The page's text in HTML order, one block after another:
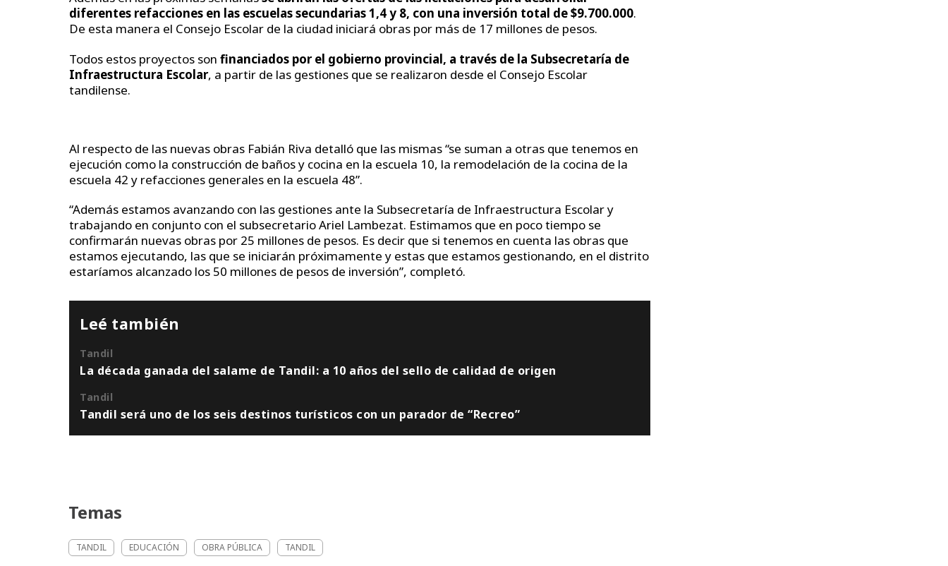
diferentes refacciones en las escuelas secundarias 1,4 y 8, con una inversión total de $9.700.000.
De esta manera el Consejo Escolar de la ciudad iniciará obras por más de 17 millones de pesos.
Todos estos proyectos son financiados por el gobierno provincial, a través de la Subsecretaría de
Infraestructura Escolar, a partir de las gestiones que se realizaron desde el Consejo Escolar
tandilense.
Al respecto de las nuevas obras Fabián Riva detalló que las mismas “se suman a otras que tenemos en
ejecución como la construcción de baños y cocina en la escuela 10, la remodelación de la cocina de la
escuela 42 y refacciones generales en la escuela 48”.
“Además estamos avanzando con las gestiones ante la Subsecretaría de Infraestructura Escolar y
trabajando en conjunto con el subsecretario Ariel Lambezat. Estimamos que en poco tiempo se
confirmarán nuevas obras por 25 millones de pesos. Es decir que si tenemos en cuenta las obras que
estamos ejecutando, las que se iniciarán próximamente y estas que estamos gestionando, en el distrito
estaríamos alcanzado los 50 millones de pesos de inversión”, completó.
Leé también
Tandil
La década ganada del salame de Tandil: a 10 años del sello de calidad de origen
Tandil
Tandil será uno de los seis destinos turísticos con un parador de “Recreo”
Temas
TANDIL EDUCACIÓN OBRA PÚBLICA TANDIL